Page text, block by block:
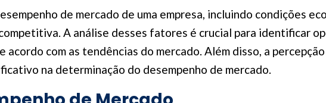
de mercado de uma empresa, incluindo condições
A análise desses fatores é crucial para identificar
com as tendências do mercado. Além disso, a
na determinação do desempenho de mercado.